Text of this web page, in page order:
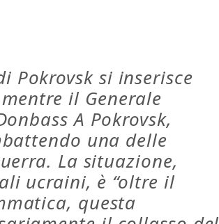
Pokrovsk si inserisce
il Generale
A Pokrovsk,
una delle
La situazione,
ucraini, è “oltre il
questa